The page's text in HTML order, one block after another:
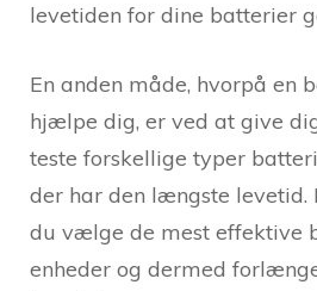
levetiden for dine batterier
En anden måde, hvorpå en
hjælpe dig, er ved at give
teste forskellige typer
der har den længste levetid.
du vælge de mest effektive
enheder og dermed